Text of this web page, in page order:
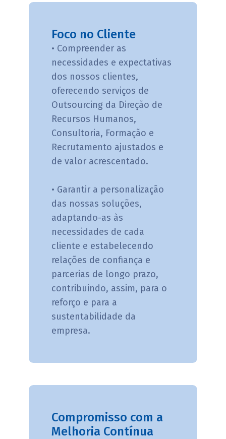
Foco no Cliente
• Compreender as
necessidades e expectativas
dos nossos clientes,
oferecendo serviços de
Outsourcing da Direção de
Recursos Humanos,
Consultoria, Formação e
Recrutamento ajustados e
de valor acrescentado.
• Garantir a personalização
das nossas soluções,
adaptando-as às
necessidades de cada
cliente e estabelecendo
relações de confiança e
parcerias de longo prazo,
contribuindo, assim, para o
reforço e para a
sustentabilidade da
empresa.
Compromisso com a
Melhoria Contínua